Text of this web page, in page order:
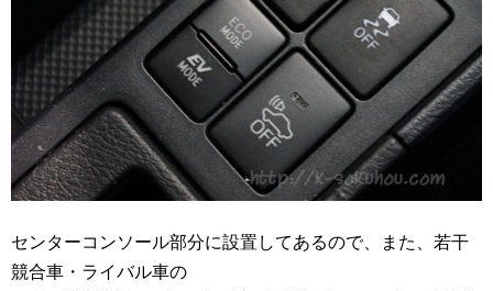
センターコンソール部分に設置してあるので、また、若干
競合車・ライバル車の